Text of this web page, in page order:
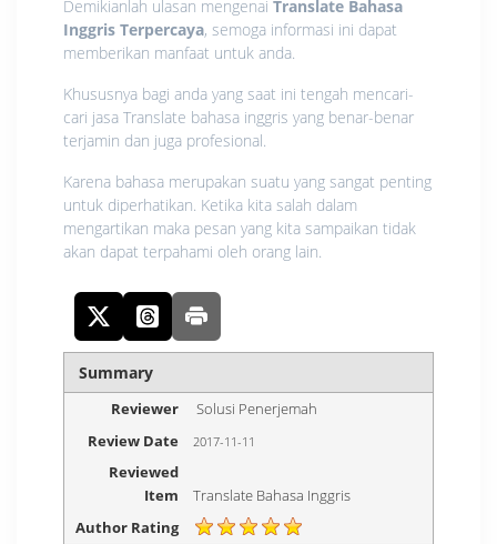
Demikianlah ulasan mengenai Translate Bahasa
Inggris Terpercaya, semoga informasi ini dapat
memberikan manfaat untuk anda.
Khususnya bagi anda yang saat ini tengah mencari-
cari jasa Translate bahasa inggris yang benar-benar
terjamin dan juga profesional.
Karena bahasa merupakan suatu yang sangat penting
untuk diperhatikan. Ketika kita salah dalam
mengartikan maka pesan yang kita sampaikan tidak
akan dapat terpahami oleh orang lain.
Summary
Reviewer
Solusi Penerjemah
Review Date
2017-11-11
Reviewed
Item
Translate Bahasa Inggris
Author Rating